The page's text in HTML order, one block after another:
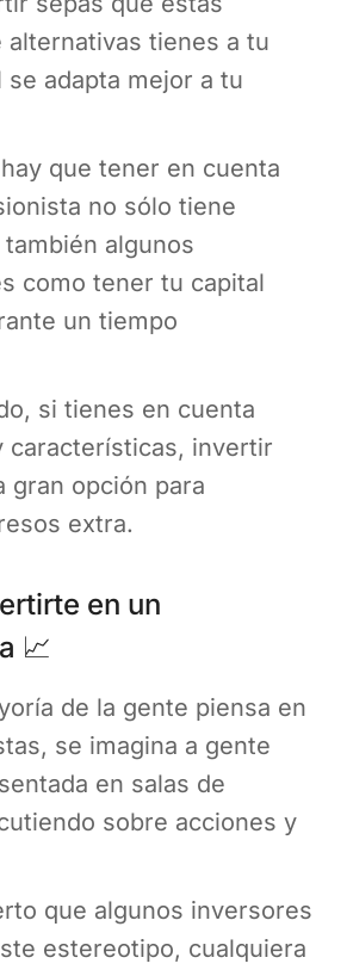
alternativas tienes a tu
se adapta mejor a tu
que tener en cuenta
no sólo tiene
algunos
como tener tu capital
un tiempo
si tienes en cuenta
características, invertir
gran opción para
extra.
en un
📈
de la gente piensa en
se imagina a gente
en salas de
sobre acciones y
que algunos inversores
estereotipo, cualquiera